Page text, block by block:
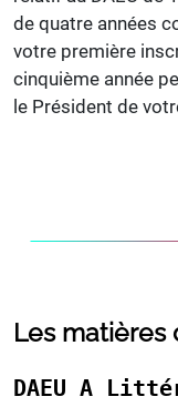
de quatre années
votre première
cinquième année
le Président de
Les matières
DAEU A